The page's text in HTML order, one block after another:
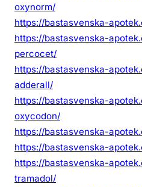
oxynorm/
https://bastasvenska-
https://bastasvenska-
percocet/
https://bastasvenska-
adderall/
https://bastasvenska-
oxycodon/
https://bastasvenska-
https://bastasvenska-
https://bastasvenska-
tramadol/